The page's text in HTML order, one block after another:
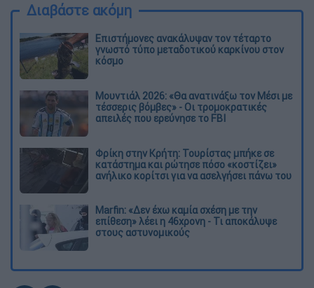
Διαβάστε ακόμη
Επιστήμονες ανακάλυψαν τον τέταρτο
γνωστό τύπο μεταδοτικού καρκίνου στον
κόσμο
Μουντιάλ 2026: «Θα ανατινάξω τον Μέσι με
τέσσερις βόμβες» - Οι τρομοκρατικές
απειλές που ερεύνησε το FBI
Φρίκη στην Κρήτη: Τουρίστας μπήκε σε
κατάστημα και ρώτησε πόσο «κοστίζει»
ανήλικο κορίτσι για να ασελγήσει πάνω του
Marfin: «Δεν έχω καμία σχέση με την
επίθεση» λέει η 46χρονη - Τι αποκάλυψε
στους αστυνομικούς